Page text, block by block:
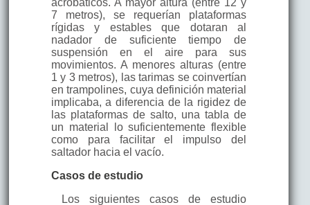
7 metros), se requerían plataformas
rígidas y estables que dotaran al
nadador de suficiente tiempo de
suspensión en el aire para sus
movimientos. A menores alturas (entre
1 y 3 metros), las tarimas se coinvertían
en trampolines, cuya definición material
implicaba, a diferencia de la rigidez de
las plataformas de salto, una tabla de
un material lo suficientemente flexible
como para facilitar el impulso del
saltador hacia el vacío.
Casos de estudio
Los siguientes casos de estudio